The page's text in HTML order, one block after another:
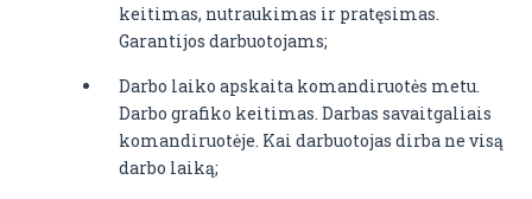
keitimas, nutraukimas ir pratęsimas.
Garantijos darbuotojams;
Darbo laiko apskaita komandiruotės metu.
Darbo grafiko keitimas. Darbas savaitgaliais
komandiruotėje. Kai darbuotojas dirba ne visą
darbo laiką;